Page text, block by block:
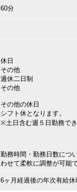
60分
休日
その他
週休二日制
その他
その他の休日
シフト休となります。
※土日含む週５日勤務でき
勤務時間・勤務日数につ
わせて柔軟に調整が可能で
6ヶ月経過後の年次有給休